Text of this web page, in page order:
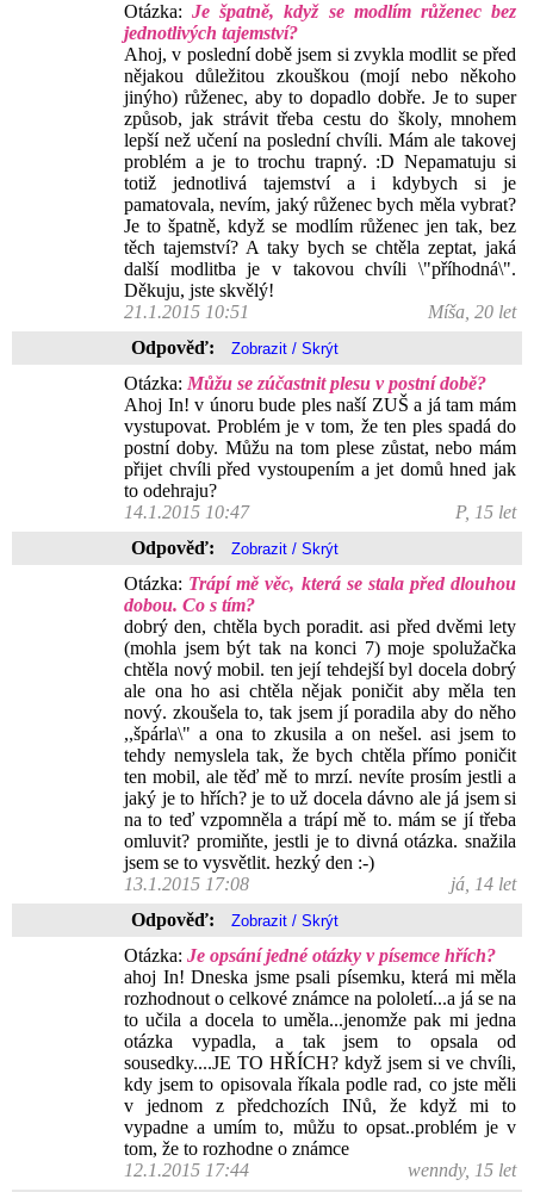
Otázka:Je špatně, když se modlím růženec bez
jednotlivých tajemství?
Ahoj, v poslední době jsem si zvykla modlit se před
nějakou důležitou zkouškou (mojí nebo někoho
jinýho) růženec, aby to dopadlo dobře. Je to super
způsob, jak strávit třeba cestu do školy, mnohem
lepší než učení na poslední chvíli. Mám ale takovej
problém a je to trochu trapný. :D Nepamatuju si
totiž jednotlivá tajemství a i kdybych si je
pamatovala, nevím, jaký růženec bych měla vybrat?
Je to špatně, když se modlím růženec jen tak, bez
těch tajemství? A taky bych se chtěla zeptat, jaká
další modlitba je v takovou chvíli \"příhodná\".
Děkuju, jste skvělý!
21.1.2015 10:51
Míša, 20 let
Odpověď:
Otázka: Můžu se zúčastnit plesu v postní době?
Ahoj In! v únoru bude ples naší ZUŠ a já tam mám
vystupovat. Problém je v tom, že ten ples spadá do
postní doby. Můžu na tom plese zůstat, nebo mám
přijet chvíli před vystoupením a jet domů hned jak
to odehraju?
14.1.2015 10:47
P, 15 let
Odpověď:
Otázka: Trápí mě věc, která se stala před dlouhou
dobou. Co s tím?
dobrý den, chtěla bych poradit. asi před dvěmi lety
(mohla jsem být tak na konci 7) moje spolužačka
chtěla nový mobil. ten její tehdejší byl docela dobrý
ale ona ho asi chtěla nějak poničit aby měla ten
nový. zkoušela to, tak jsem jí poradila aby do něho
,,špárla\" a ona to zkusila a on nešel. asi jsem to
tehdy nemyslela tak, že bych chtěla přímo poničit
ten mobil, ale těď mě to mrzí. nevíte prosím jestli a
jaký je to hřích? je to už docela dávno ale já jsem si
na to teď vzpomněla a trápí mě to. mám se jí třeba
omluvit? promiňte, jestli je to divná otázka. snažila
jsem se to vysvětlit. hezký den :-)
13.1.2015 17:08
já, 14 let
Odpověď:
Otázka: Je opsání jedné otázky v písemce hřích?
ahoj In! Dneska jsme psali písemku, která mi měla
rozhodnout o celkové známce na pololetí...a já se na
to učila a docela to uměla...jenomže pak mi jedna
otázka vypadla, a tak jsem to opsala od
sousedky....JE TO HŘÍCH? když jsem si ve chvíli,
kdy jsem to opisovala říkala podle rad, co jste měli
v jednom z předchozích INů, že když mi to
vypadne a umím to, můžu to opsat..problém je v
tom, že to rozhodne o známce
12.1.2015 17:44
wenndy, 15 let